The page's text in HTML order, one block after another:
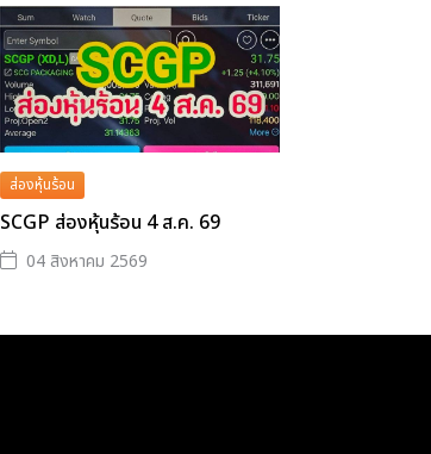
ส่องหุ้นร้อน
SCGP ส่องหุ้นร้อน 4 ส.ค. 69
04 สิงหาคม 2569